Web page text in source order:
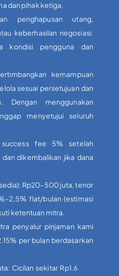
dan pihak ketiga.
penghapusan utang,
keberhasilan negosiasi.
kondisi pengguna dan
kemampuan
sesuai persetujuan dan
Dengan menggunakan
menyetujui seluruh
fee 5% setelah
dan dikembalikan jika dana
Rp20–500 juta, tenor
flat/bulan (estimasi
ketentuan mitra.
penyalur pinjaman kami
per bulan berdasarkan
Cicilan sekitar Rp1.6